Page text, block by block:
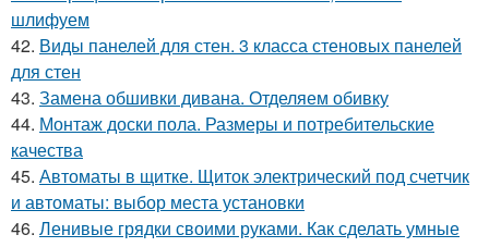
шлифуем
42. Виды панелей для стен. 3 класса стеновых панелей
для стен
43. Замена обшивки дивана. Отделяем обивку
44. Монтаж доски пола. Размеры и потребительские
качества
45. Автоматы в щитке. Щиток электрический под счетчик
и автоматы: выбор места установки
46. Ленивые грядки своими руками. Как сделать умные